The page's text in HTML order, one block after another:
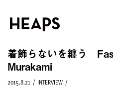
着飾らないを纏う
Murakami
2015.8.21 / INTERVIEW /